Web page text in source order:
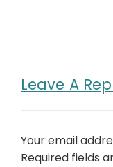
Leave A
Your email
Required fields